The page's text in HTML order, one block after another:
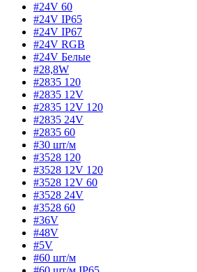
#24V 60
#24V IP65
#24V IP67
#24V RGB
#24V Белые
#28,8W
#2835 120
#2835 12V
#2835 12V 120
#2835 24V
#2835 60
#30 шт/м
#3528 120
#3528 12V 120
#3528 12V 60
#3528 24V
#3528 60
#36V
#48V
#5V
#60 шт/м